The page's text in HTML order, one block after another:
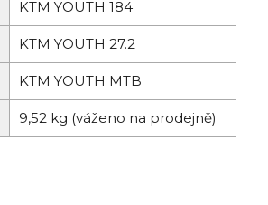
KTM YOUTH 184
KTM YOUTH 27.2
KTM YOUTH MTB
9,52 kg (váženo na prodejně)